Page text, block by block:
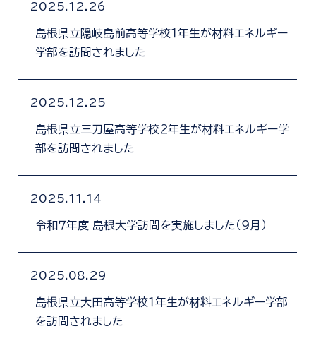
2025.12.26
島根県立隠岐島前高等学校１年生が材料エネルギー
学部を訪問されました
2025.12.25
島根県立三刀屋高等学校２年生が材料エネルギー学
部を訪問されました
2025.11.14
令和７年度 島根大学訪問を実施しました（９月）
2025.08.29
島根県立大田高等学校１年生が材料エネルギー学部
を訪問されました